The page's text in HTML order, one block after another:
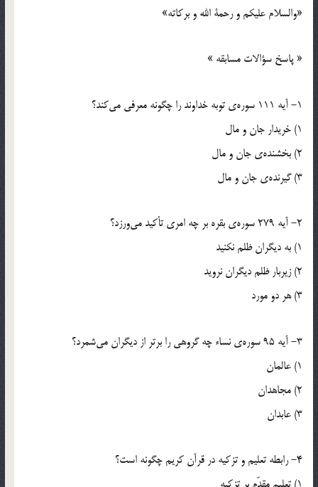
‏«والسلام عليكم و رحمة الله و بركاته»
« پاسخ سؤالات مسابقه »
1- آيه 111 سوره‌ي توبه خداوند را چگونه معرفي مي‌كند؟
1) خريدار جان و مال
2) بخشنده‌ي جان و مال
3) گيرنده‌ي جان و مال
2- آيه 279 سوره‌ي بقره بر چه امري تأكيد مي‌ورزد؟
1) به ديگران ظلم نكنيد
2) زيربار ظلم ديگران نرويد
3) هر دو مورد
3- آيه 95 سوره‌ي نساء چه گروهي را برتر از ديگران مي‌شمرد؟
1) عالمان
2) مجاهدان
3) عابدان
4- رابطه تعليم و تزكيه در قرآن كريم چگونه است؟